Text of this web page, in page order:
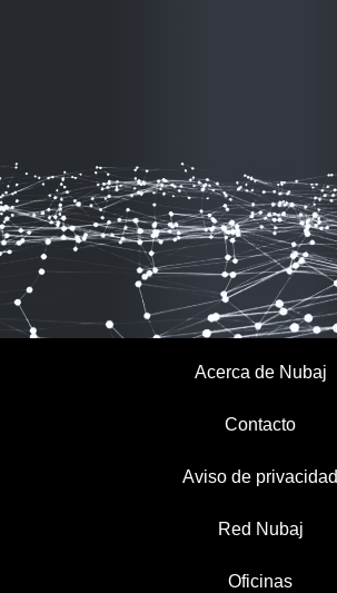
Acerca de Nubaj
Contacto
Aviso de privacidad
Red Nubaj
Oficinas